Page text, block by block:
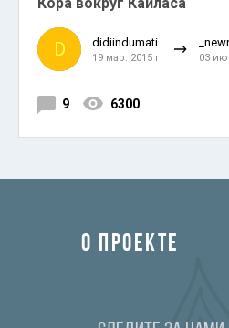
D didiindumati
19 мар. 2015 г. 03
9 6300
О ПРОЕКТЕ